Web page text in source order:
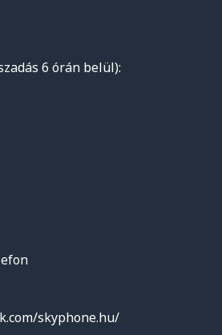
6 órán belül):
skyphone.hu/